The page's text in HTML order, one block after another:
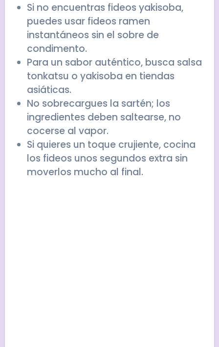
Si no encuentras fideos yakisoba,
puedes usar fideos ramen
instantáneos sin el sobre de
condimento.
Para un sabor auténtico, busca salsa
tonkatsu o yakisoba en tiendas
asiáticas.
No sobrecargues la sartén; los
ingredientes deben saltearse, no
cocerse al vapor.
Si quieres un toque crujiente, cocina
los fideos unos segundos extra sin
moverlos mucho al final.